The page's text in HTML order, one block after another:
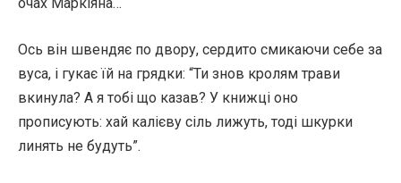
Ось він швендяє по двору, сердито смикаючи себе за
вуса, і гукає їй на грядки: “Ти знов кролям трави
вкинула? А я тобі що казав? У книжці оно
прописують: хай калієву сіль лижуть, тоді шкурки
линять не будуть”.